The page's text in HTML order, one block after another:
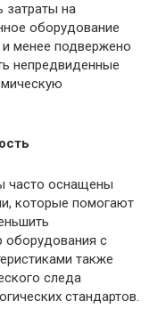
затраты на
оборудование
менее подвержено
непредвиденные
часто оснащены
которые помогают
оборудования с
также
следа
стандартов.